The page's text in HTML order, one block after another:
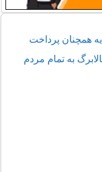
همچنان پرداخت
به تمام مردم